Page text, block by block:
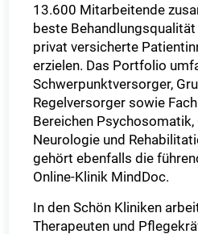
13.600 Mitarbeitende
beste
privat versicherte
erzielen. Das Portfolio
Schwerpunktversorger,
Regelversorger sowie
Bereichen Psychosomatik,
Neurologie und
gehört ebenfalls die
Online-Klinik MindDoc.
In den Schön Kliniken
Therapeuten und